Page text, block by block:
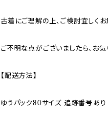
古着にご理解の上、ご検討宜しくお
ご不明な点がございましたら、お
【配送方法】
ゆうパック80サイズ 追跡番号あり